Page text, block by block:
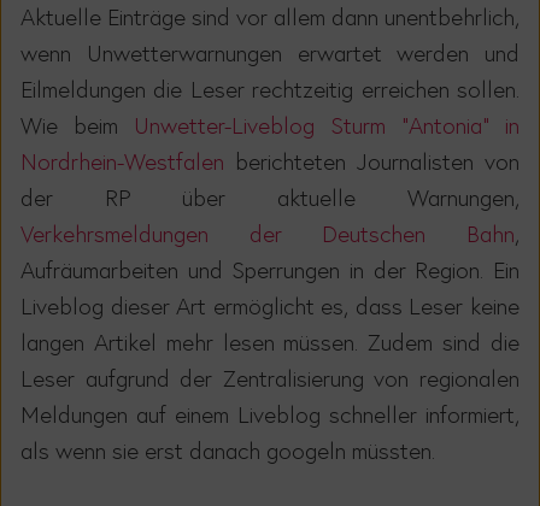
Aktuelle Einträge sind vor allem dann unentbehrlich,
wenn Unwetterwarnungen erwartetwerden und
Eilmeldungen die Leser rechtzeitig erreichen sollen.
Wie beim
Unwetter-Liveblog Sturm "Antonia" in
Nordrhein-Westfalen berichteten Journalisten von
der RP über aktuelle Warnungen,
Verkehrsmeldungen der Deutschen Bahn,
Aufräumarbeiten und Sperrungen in der Region. Ein
Liveblog dieser Art ermöglicht es, dass Leser keine
langen Artikel mehr lesen müssen. Zudem sind die
Leser aufgrund der Zentralisierung von regionalen
Meldungen auf einem Liveblog schneller informiert,
als wenn sie erst danach googeln müssten.